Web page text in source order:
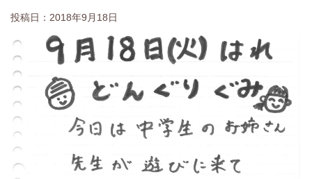
投稿日： 2018年9月18日